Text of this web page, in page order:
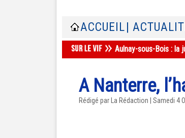
ACCUEIL |
Aulnay-sous-Bois : la
A Nanterre,
Rédigé par La Rédaction | Samedi 4